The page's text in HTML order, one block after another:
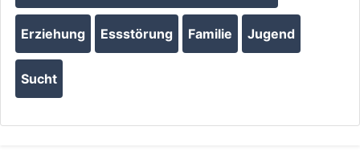
Erziehung Essstörung Familie Jugend
Sucht